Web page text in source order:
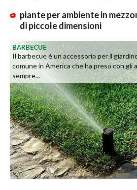
piante per ambiente in
di piccole dimensioni
BARBECUE
Il barbecue è un accessorio per il
comune in America che ha preso con gli
sempre...